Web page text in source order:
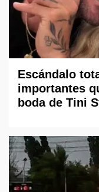
Escándalo
importantes
boda de Tini